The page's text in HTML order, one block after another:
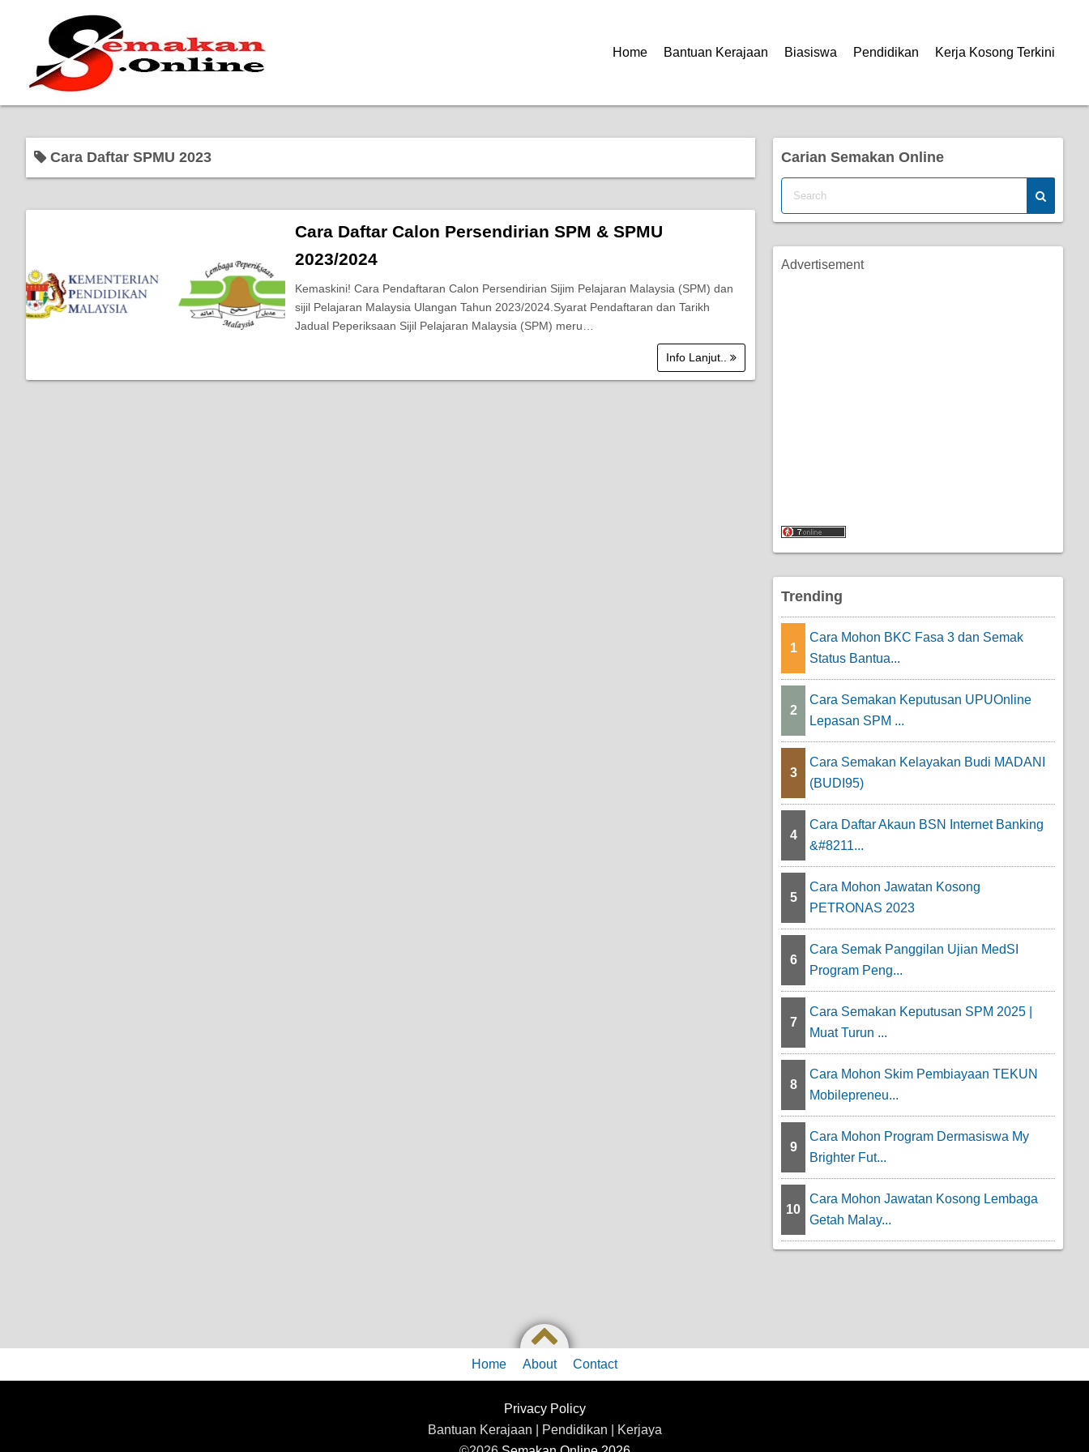
Home Bantuan Kerajaan Biasiswa Pendidikan Kerja Kosong Terkini
Cara Daftar SPMU 2023
Cara Daftar Calon Persendirian SPM & SPMU
2023/2024
Kemaskini! Cara Pendaftaran Calon Persendirian Sijim Pelajaran Malaysia (SPM) dan
sijil Pelajaran Malaysia Ulangan Tahun 2023/2024.Syarat Pendaftaran dan Tarikh
Jadual Peperiksaan Sijil Pelajaran Malaysia (SPM) meru…
Info Lanjut..
Carian Semakan Online
Advertisement
Trending
1
Cara Mohon BKC Fasa 3 dan Semak
Status Bantua...
2
Cara Semakan Keputusan UPUOnline
Lepasan SPM ...
3
Cara Semakan Kelayakan Budi MADANI
(BUDI95)
4
Cara Daftar Akaun BSN Internet Banking
&#8211...
5
Cara Mohon Jawatan Kosong
PETRONAS 2023
6
Cara Semak Panggilan Ujian MedSI
Program Peng...
7
Cara Semakan Keputusan SPM 2025 |
Muat Turun ...
8
Cara Mohon Skim Pembiayaan TEKUN
Mobilepreneu...
9
Cara Mohon Program Dermasiswa My
Brighter Fut...
10
Cara Mohon Jawatan Kosong Lembaga
Getah Malay...
Home About Contact
Privacy Policy
Bantuan Kerajaan | Pendidikan | Kerjaya